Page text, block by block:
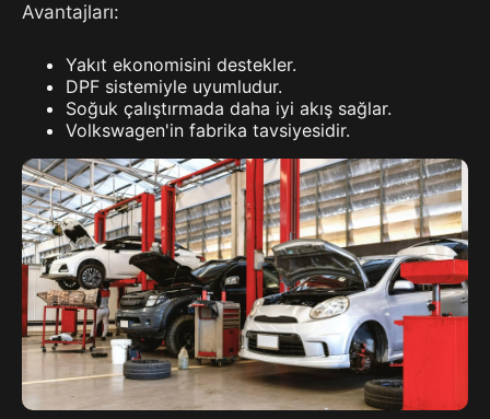
Avantajları:
Yakıt ekonomisini destekler.
DPF sistemiyle uyumludur.
Soğuk çalıştırmada daha iyi akış sağlar.
Volkswagen'in fabrika tavsiyesidir.